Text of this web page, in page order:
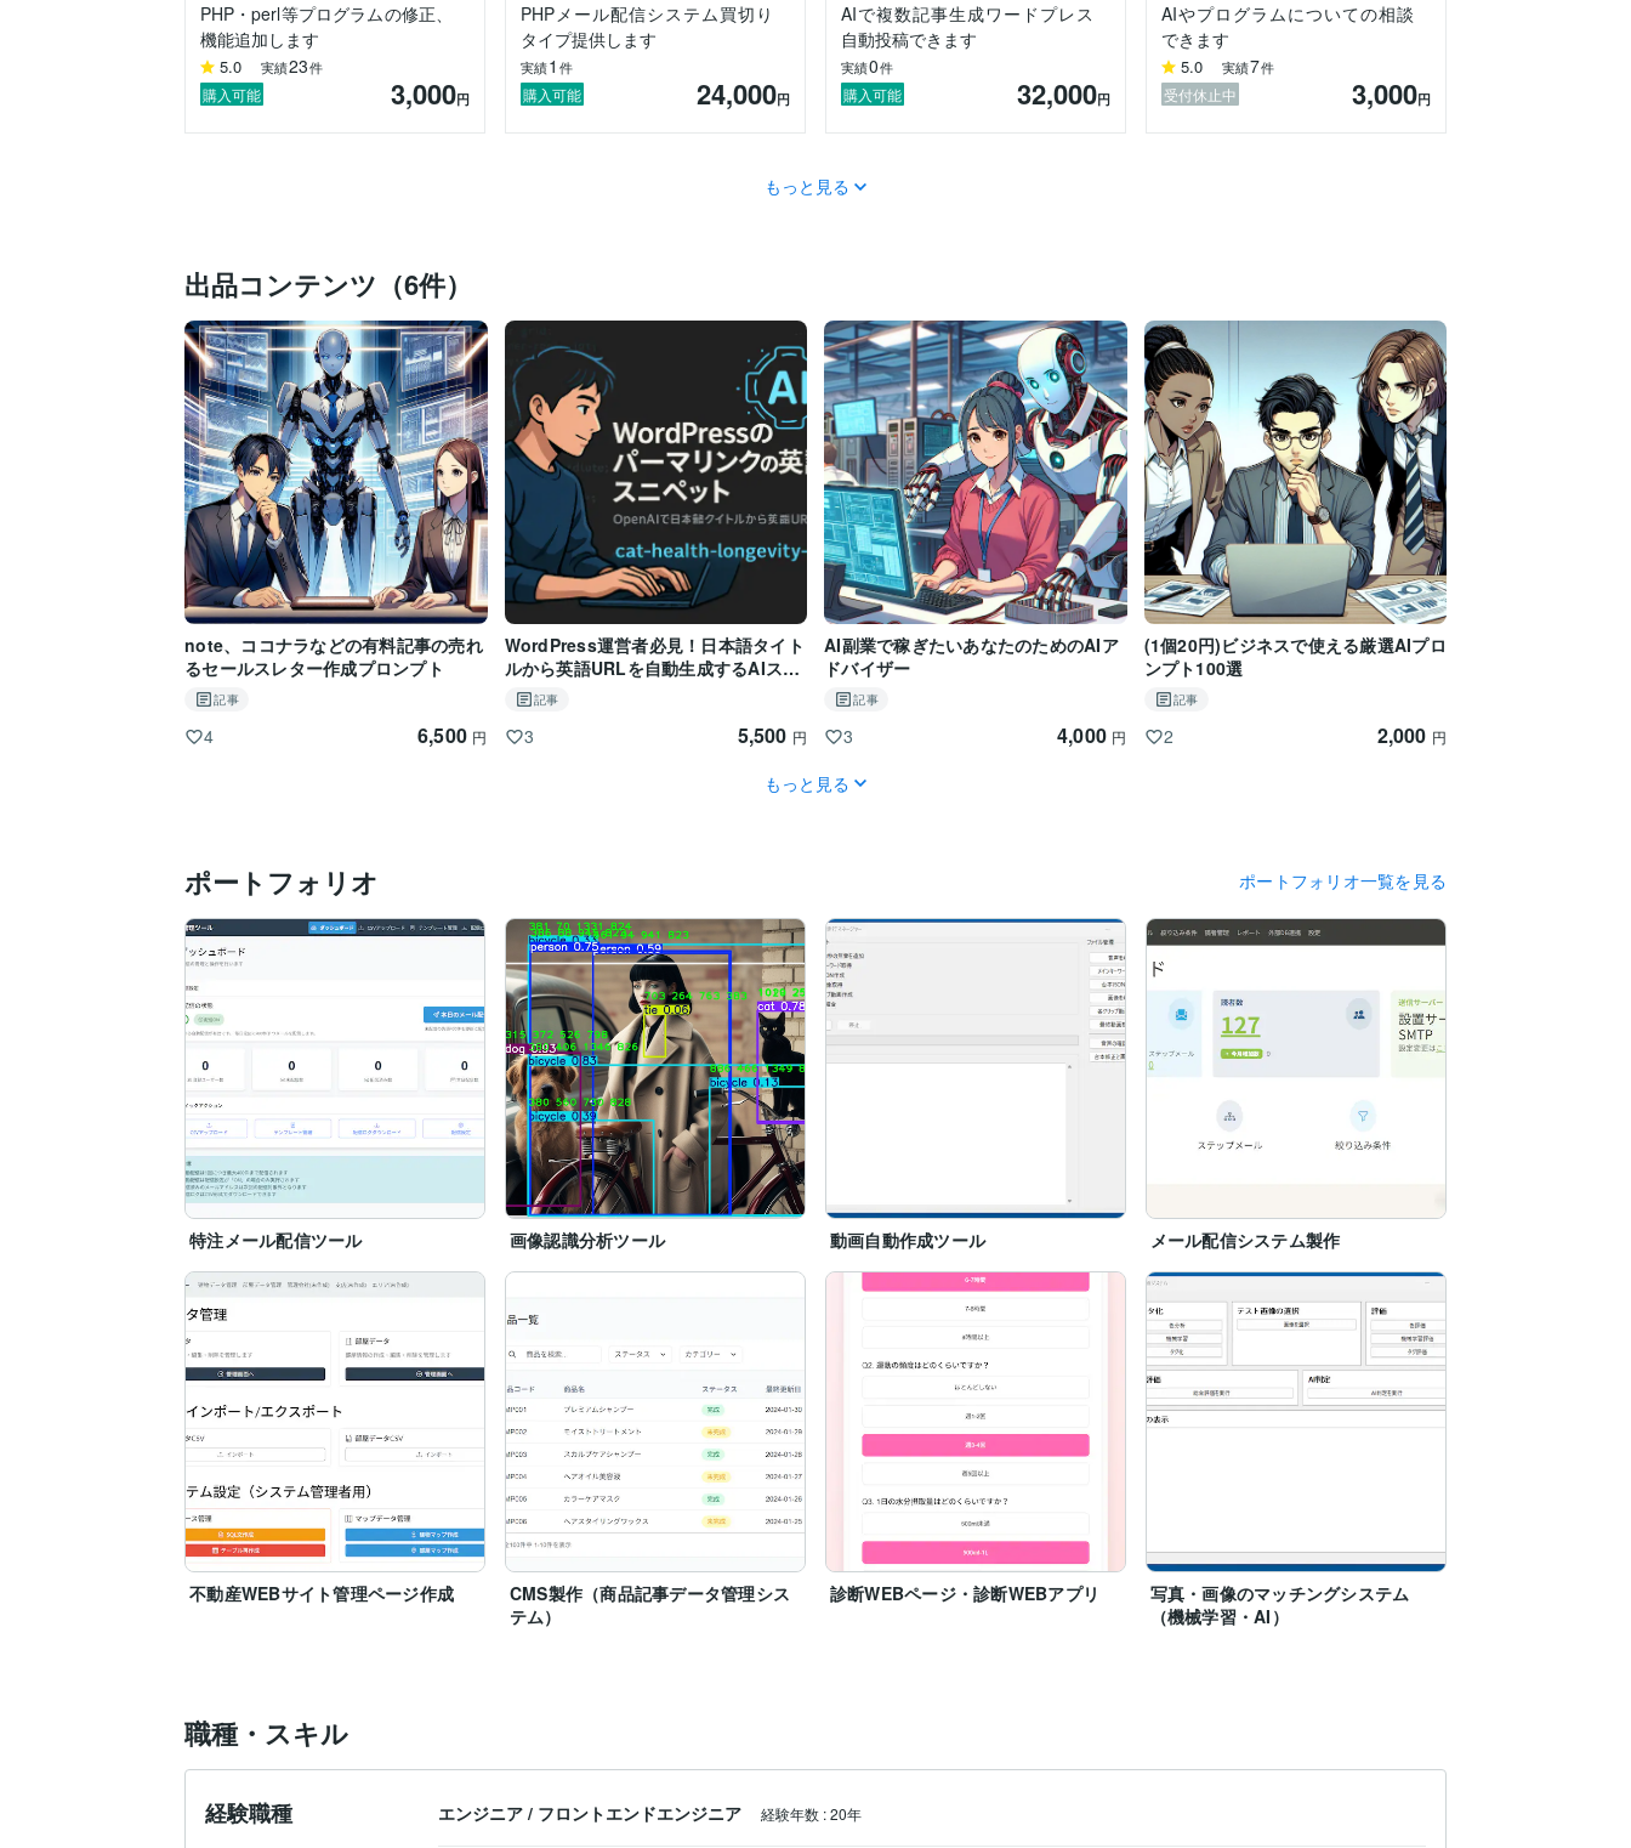
PHP・perl等プログラムの修正、
機能追加します
5.0 実績23件
購入可能 3,000円
PHPメール配信システム買切り
タイプ提供します
実績1 件
購入可能 24,000円
AIで複数記事生成ワードプレス
自動投稿できます
実績0件
購入可能 32,000円
AIやプログラムについての相談
できます
5.0 実績7件
受付休止中 3,000円
もっと見る
出品コンテンツ（6件）
note、ココナラなどの有料記事の売れ
るセールスレター作成プロンプト
記事
4 6,500 円
WordPress運営者必見！日本語タイト
ルから英語URLを自動生成するAIスニ
ペット
記事
3 5,500 円
AI副業で稼ぎたいあなたのためのAIア
ドバイザー
記事
3 4,000 円
(1個20円)ビジネスで使える厳選AIプロ
ンプト100選
記事
2 2,000 円
もっと見る
ポートフォリオ ポートフォリオ一覧を見る
特注メール配信ツール 画像認識分析ツール 動画自動作成ツール メール配信システム製作
不動産WEBサイト管理ページ作成
CMS製作（商品記事データ管理シス
テム）
診断WEBページ・診断WEBアプリ
写真・画像のマッチングシステム
（機械学習・AI）
職種・スキル
経験職種 エンジニア / フロントエンドエンジニア 経験年数 :20年